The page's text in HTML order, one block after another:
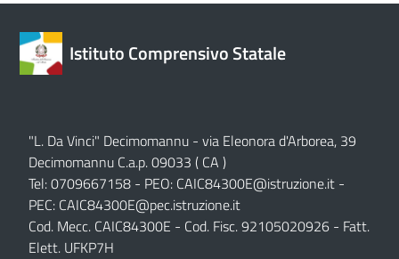
Istituto Comprensivo Statale
"L. Da Vinci" Decimomannu - via Eleonora d'Arborea, 39
Decimomannu C.a.p. 09033 ( CA )
Tel: 0709667158 - PEO: CAIC84300E@istruzione.it -
PEC: CAIC84300E@pec.istruzione.it
Cod. Mecc. CAIC84300E - Cod. Fisc. 92105020926 - Fatt.
Elett. UFKP7H